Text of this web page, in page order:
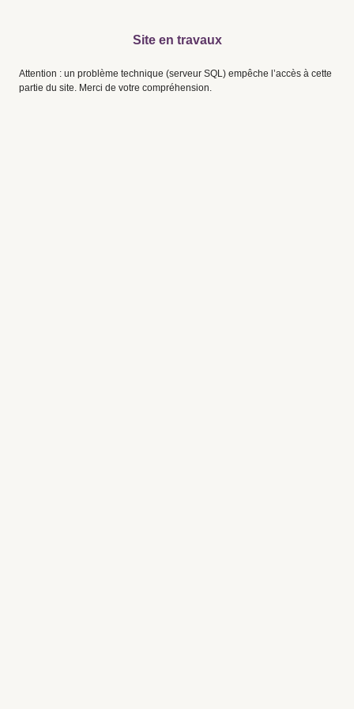
Site en travaux
Attention : un problème technique (serveur SQL) empêche l’accès à cette
partie du site. Merci de votre compréhension.